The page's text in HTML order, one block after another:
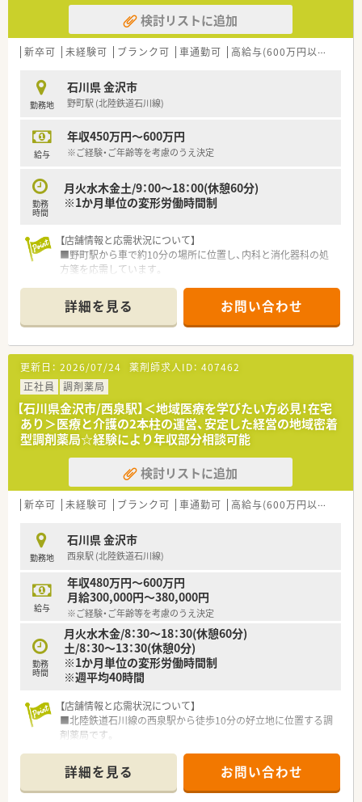
【想定されるキャリアイメージ】
■多科目応需と在宅業務を通じて、薬剤師として総合的なスキル
アップが図れます。
ていくことができます。
■法人の手厚いバックアップのもと、スポーツファーマシストな
どの資格取得も可能です。
【想定されるモデル年収】
■30歳で調剤経験をお持ちの方であれば、年収500万円程度を想
■スキルやご経験によっては年収600万円以上も可能で、高い目
標を持って働けます。
■毎年1回の定期昇給が保証されており、着実な年収アップを実
検討リストに追加
新卒可 未経験可 ブランク可 車通勤可 高給与(600万円以上)
勤務地
石川県 金沢市
野町駅 (北陸鉄道石川線)
給与
年収450万円～600万円
※ご経験・ご年齢等を考慮のうえ決定
勤務
時間
月火水木金土/9：00～18：00(休憩60分)
※1か月単位の変形労働時間制
【店舗情報と応需状況について】
■野町駅から車で約10分の場所に位置し、内科と消化器科の処
方箋を応需しています。
薬剤師3名体制で対応しています。
■地域のクリニックとの連携を重視し、患者様一人ひとりに丁寧
な服薬指導を行っています。
【募集背景と求める人物像について】
■今回の募集は増員が目的のため、新たな仲間を迎え入れる準備
ができています。
■ブランクのある方や調剤未経験者の方も歓迎しており、丁寧に
指導いたします。
■人当たりが良く、他人と協力して業務に取り組める方を求めて
います。
【職場環境と雰囲気】
■ピラミッド型ではないフラットな組織体制のため、風通しが非
常に良いです。
専念できる環境です。
■平均年齢が30代前半と若く、明るく活気にあふれた雰囲気で
仕事ができます。
詳細を見る お問い合わせ
更新日： 2026/07/24 薬剤師求人ID： 407462
正社員
調剤薬局
【石川県金沢市/西泉駅】＜地域医療を学びたい方必見！在宅
あり＞医療と介護の2本柱の運営、安定した経営の地域密着
型調剤薬局☆経験により年収部分相談可能
検討リストに追加
新卒可 未経験可 ブランク可 車通勤可 高給与(600万円以上)
勤務地
石川県 金沢市
西泉駅 (北陸鉄道石川線)
給与
年収480万円～600万円
月給300,000円～380,000円
※ご経験・ご年齢等を考慮のうえ決定
勤務
時間
月火水木金/8：30～18：30(休憩60分)
土/8：30～13：30(休憩0分)
※1か月単位の変形労働時間制
※週平均40時間
【店舗情報と応需状況について】
■北陸鉄道石川線の西泉駅から徒歩10分の好立地に位置する調
剤薬局です。
り、居宅と施設の両方を応需しています。
■1日の処方箋応需枚数は30～40枚で、薬剤師が常時2～3名、事
務員が2名体制で業務にあたっています。
詳細を見る お問い合わせ